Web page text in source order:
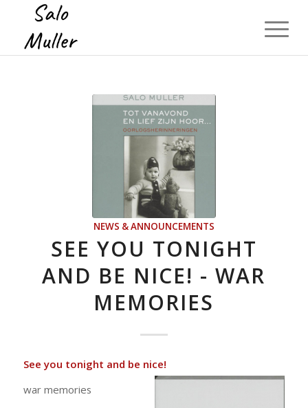
NEWS & ANNOUNCEMENTS
SEE YOU TONIGHT
AND BE NICE! - WAR
MEMORIES
See you tonight and be nice!
war memories